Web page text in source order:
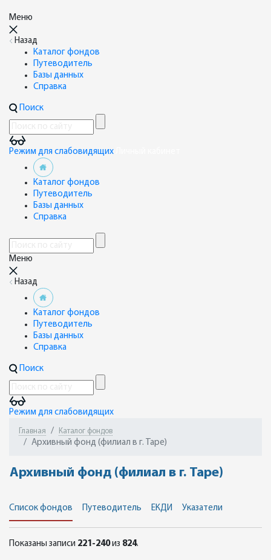
Меню
Назад
Каталог фондов
Путеводитель
Базы данных
Справка
Поиск
Режим для слабовидящих
Каталог фондов
Путеводитель
Базы данных
Справка
Меню
Назад
Каталог фондов
Путеводитель
Базы данных
Справка
Поиск
Режим для слабовидящих
Главная Каталог фондов
Архивный фонд (филиал в г. Таре)
Архивный фонд (филиал в г. Таре)
Список фондов Путеводитель ЕКДИ Указатели
Показаны записи 221-240из 824.